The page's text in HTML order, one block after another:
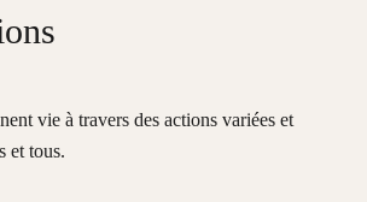
vie à travers des actions variées et
et tous.